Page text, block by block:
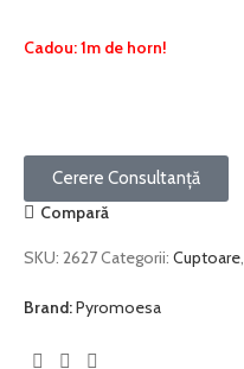
Cadou: 1m de horn!
Cerere Consultanță
Compară
SKU: 2627Categorii: Cuptoare,
Brand:Pyromoesa